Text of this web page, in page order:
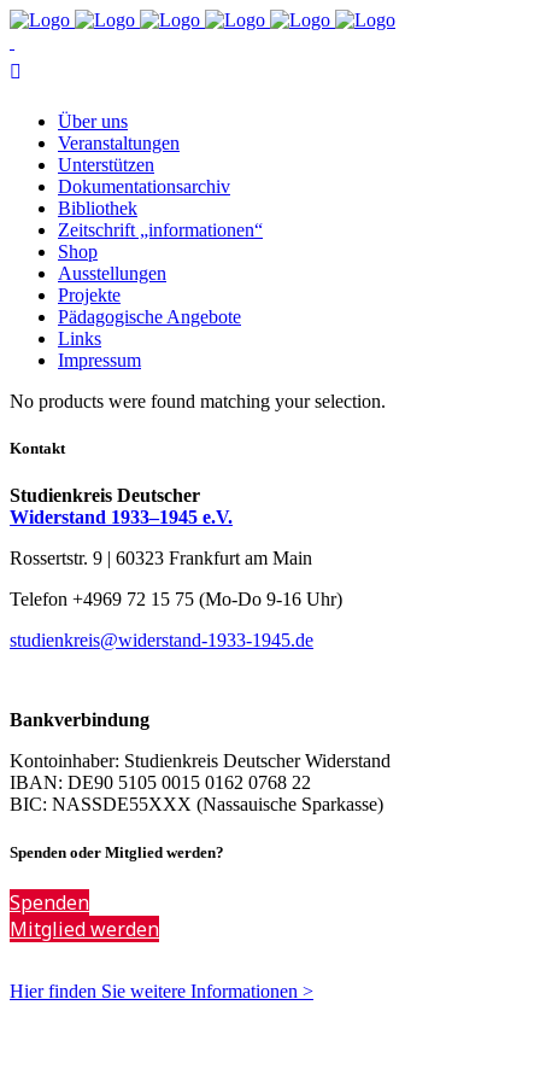
Über uns
Ver­an­stal­tun­gen
Un­ter­stüt­zen
Do­ku­men­ta­ti­ons­ar­chiv
Bi­blio­thek
Zeit­schrift „in­for­ma­tio­nen“
Shop
Aus­stel­lun­gen
Pro­jek­te
Päd­ago­gi­sche Angebote
Links
Im­pres­sum
No pro­ducts we­re found matching your selection.
Kontakt
Studienkreis Deutscher
Widerstand 1933–1945 e.V.
Rossertstr. 9 | 60323 Frankfurt am Main
Telefon +4969 72 15 75 (Mo-Do 9-16 Uhr)
studienkreis@widerstand-1933-1945.de
Bankverbindung
Kontoinhaber: Studienkreis Deutscher Widerstand
IBAN: DE90 5105 0015 0162 0768 22
BIC: NASSDE55XXX (Nassauische Sparkasse)
Spenden oder Mitglied werden?
Spenden
Mitglied werden
Hier finden Sie weitere Informationen >